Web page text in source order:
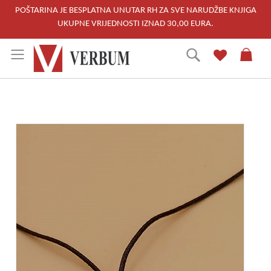
POŠTARINA JE BESPLATNA UNUTAR RH ZA SVE NARUDŽBE KNJIGA
UKUPNE VRIJEDNOSTI IZNAD 30,00 EURA.
to
Content
Traži